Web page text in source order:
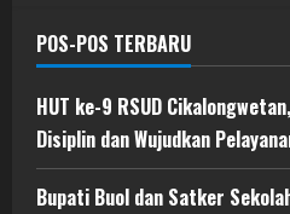
POS-POS TERBARU
HUT ke-9 RSUD
Disiplin dan Wujudkan
Bupati Buol dan Satker